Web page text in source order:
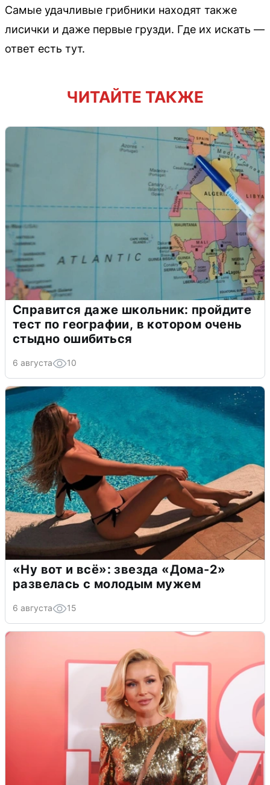
Самые удачливые грибники находят также
лисички и даже первые грузди. Где их искать —
ответ есть тут.
ЧИТАЙТЕ ТАКЖЕ
Справится даже школьник: пройдите
тест по географии, в котором очень
стыдно ошибиться
6 августа 10
«Ну вот и всё»: звезда «Дома-2»
развелась с молодым мужем
6 августа 15